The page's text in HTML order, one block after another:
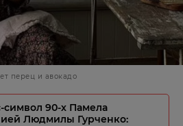
перец и авокадо
90-х Памела
Людмилы Гурченко: